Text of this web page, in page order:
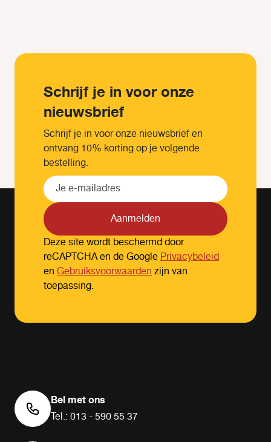
Schrijf je in voor onze
nieuwsbrief
Schrijf je in voor onze nieuwsbrief en
ontvang 10% korting op je volgende
bestelling.
Aanmelden
Deze site wordt beschermd door
reCAPTCHA en de GooglePrivacybeleid
en Gebruiksvoorwaardenzijn van
toepassing.
Bel met ons
Tel.: 013 - 590 55 37